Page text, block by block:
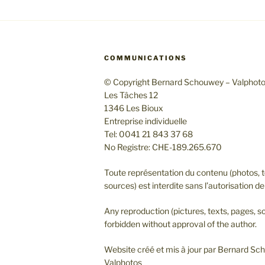
COMMUNICATIONS
© Copyright Bernard Schouwey –
Les Tâches 12
1346 Les Bioux
Entreprise individuelle
Tel: 0041 21 843 37 68
No Registre: CHE-189.265.670
Toute représentation du contenu (photos,
sources) est interdite sans l’autorisation de
Any reproduction (pictures, texts, pages,
forbidden without approval of the author.
Website créé et mis à jour par Bernard
Valphotos